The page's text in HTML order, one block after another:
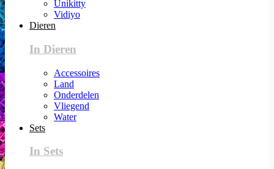
Unikitty
Vidiyo
Dieren
In Dieren
Accessoires
Land
Onderdelen
Vliegend
Water
Sets
In Sets